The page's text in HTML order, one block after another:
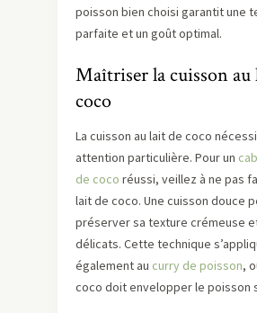
poisson bien choisi garantit une
parfaite et un goût optimal.
Maîtriser la cuisson au
coco
La cuisson au lait de coco
attention particulière. Pour un
de coco réussi, veillez à ne pas
lait de coco. Une cuisson douce
préserver sa texture crémeuse
délicats. Cette technique
également au curry de poisson,
coco doit envelopper le poisson